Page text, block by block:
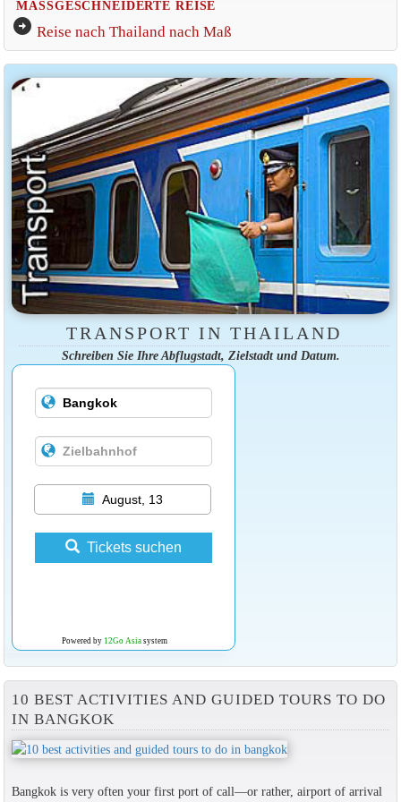
MASSGESCHNEIDERTE REISE
arrow_circle_right Reise nach Thailand nach Maß
TRANSPORT IN THAILAND
Schreiben Sie Ihre Abflugstadt, Zielstadt und Datum.
August, 13
Tickets suchen
Powered by 12Go Asiasystem
10 BEST ACTIVITIES AND GUIDED TOURS TO DO
IN BANGKOK
Bangkok is very often your first port of call—or rather, airport of arrival